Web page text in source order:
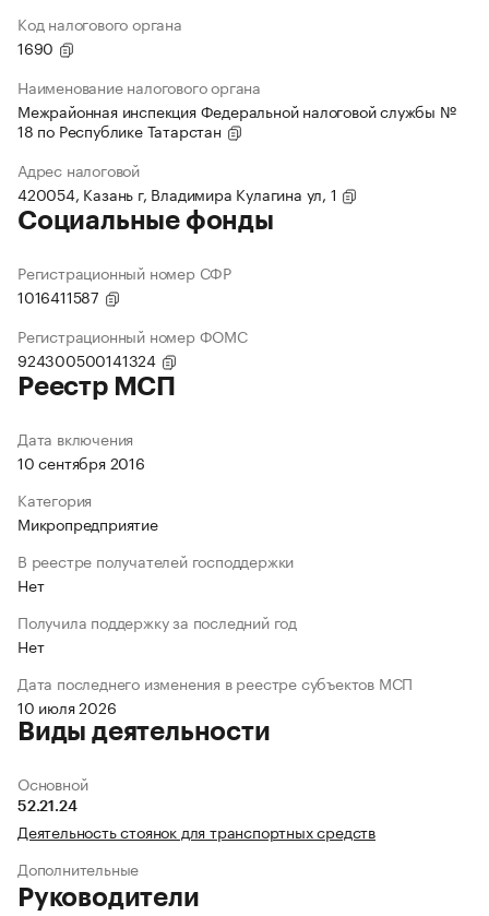
Код налогового органа
1690
Наименование налогового органа
Межрайонная инспекция Федеральной налоговой службы №
18 по Республике Татарстан
Адрес налоговой
420054, Казань г, Владимира Кулагина ул, 1
Социальные фонды
Регистрационный номер СФР
1016411587
Регистрационный номер ФОМС
924300500141324
Реестр МСП
Дата включения
10 сентября 2016
Категория
Микропредприятие
В реестре получателей господдержки
Нет
Получила поддержку за последний год
Нет
Дата последнего изменения в реестре субъектов МСП
10 июля 2026
Виды деятельности
Основной
52.21.24
Деятельность стоянок для транспортных средств
Дополнительные
Руководители